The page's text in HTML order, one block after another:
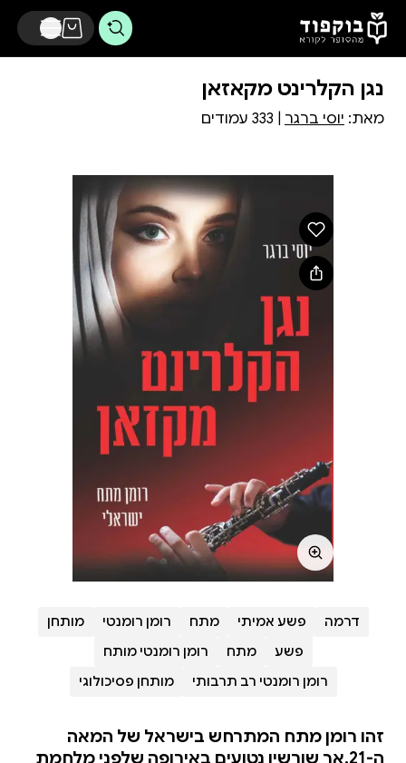
דלג לתוכן הראשי
נגן הקלרינט מקאזאן
מאת: יוסי ברגר
דרמה פשע אמיתי מתח רומן רומנטי
מותחן
פשע
מתח
רומן רומנטי מותח
רומן רומנטי רב תרבותי
מותחן פסיכולוגי
זהו רומן מתח המתרחש בישראל של המאה
ה-21,אך שורשיו נטועים באירופה שלפני מלחמת